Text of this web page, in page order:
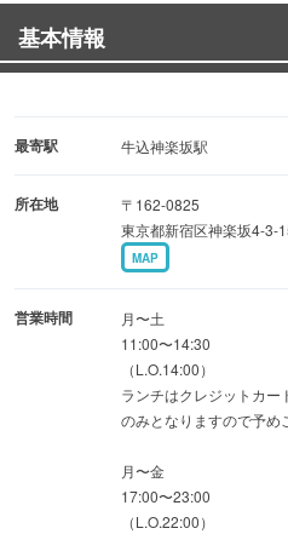
基本情報
最寄駅 牛込神楽坂駅
所在地
〒162-0825
東京都新宿区神楽坂4-3-
MAP
営業時間
月〜土
11:00〜14:30
（L.O.14:00）
ランチはクレジットカ
のみとなりますので予め
月〜金
17:00〜23:00
（L.O.22:00）